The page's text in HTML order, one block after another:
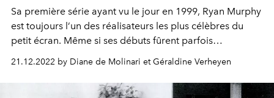
Sa première série ayant vu le jour en 1999, Ryan Murphy
est toujours l’un des réalisateurs les plus célèbres du
petit écran. Même si ses débuts fûrent parfois
controversés, on peut constater aujourd’hui une réelle
volonté de Murphy de refléter la situation évolutive de la
société au travers de ses nombreux shows. L'occasion
21.12.2022 by Diane de Molinari et Géraldine Verheyen